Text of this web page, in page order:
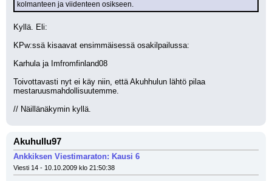
kolmanteen ja viidenteen osikseen.
Kyllä. Eli:
KPw:ssä kisaavat ensimmäisessä osakilpailussa:
Karhula ja Imfromfinland08
Toivottavasti nyt ei käy niin, että Akuhhulun lähtö pilaa
mestaruusmahdollisuutemme.
// Näillänäkymin kyllä.
Akuhullu97
Ankkiksen Viestimaraton: Kausi 6
Viesti 14 - 10.10.2009 klo 21:50:38